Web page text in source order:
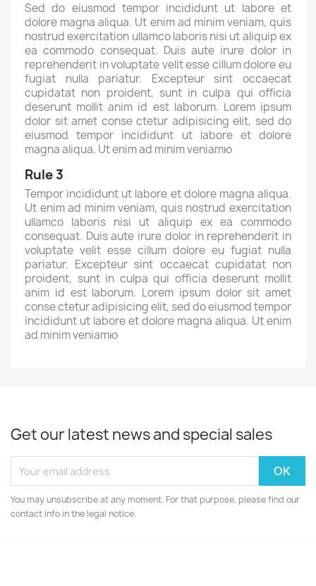
Sed do eiusmod tempor incididunt ut labore et
dolore magna aliqua. Ut enim ad minim veniam, quis
nostrud exercitation ullamco laboris nisi ut aliquip ex
ea commodo consequat. Duis aute irure dolor in
reprehenderit in voluptate velit esse cillum dolore eu
fugiat nulla pariatur. Excepteur sint occaecat
cupidatat non proident, sunt in culpa qui officia
deserunt mollit anim id est laborum. Lorem ipsum
dolor sit amet conse ctetur adipisicing elit, sed do
eiusmod tempor incididunt ut labore et dolore
magna aliqua. Ut enim ad minim veniamю
Rule 3
Tempor incididunt ut labore et dolore magna aliqua.
Ut enim ad minim veniam, quis nostrud exercitation
ullamco laboris nisi ut aliquip ex ea commodo
consequat. Duis aute irure dolor in reprehenderit in
voluptate velit esse cillum dolore eu fugiat nulla
pariatur. Excepteur sint occaecat cupidatat non
proident, sunt in culpa qui officia deserunt mollit
anim id est laborum. Lorem ipsum dolor sit amet
conse ctetur adipisicing elit, sed do eiusmod tempor
incididunt ut labore et dolore magna aliqua. Ut enim
ad minim veniamю
Get our latest news and special sales
You may unsubscribe at any moment. For that purpose, please find our
contact info in the legal notice.
Create wishlist ×
Wishlist name
Cancel Create wishlist